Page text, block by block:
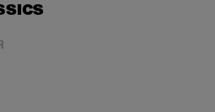
EUR
Aktionspreis: 9,99 EUR